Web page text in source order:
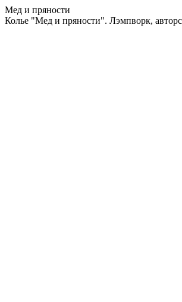
Мед и пряности
Колье "Мед и пряности". Лэмпворк,